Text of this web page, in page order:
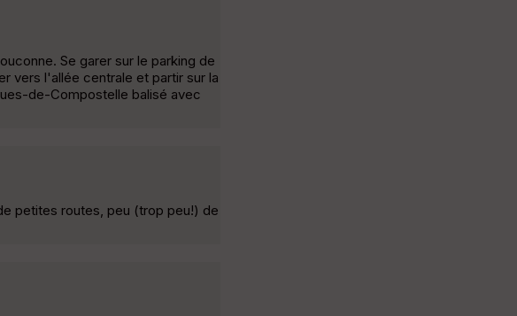
Se garer sur le parking de
vers l'allée centrale et partir sur la
de-Compostelle balisé avec
petites routes, peu (trop peu!) de